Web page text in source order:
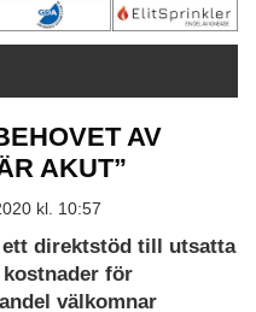
AV
AKUT”
kl. 10:57
ett direktstöd till utsatta
för
välkomnar